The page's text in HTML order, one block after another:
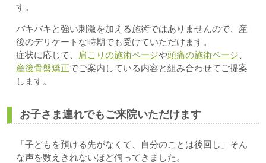
す。
バキバキと強い刺激を加える施術ではありませんので、産
後のデリケートな時期でも受けていただけます。
症状に応じて、
肩こりの施術ページや頭痛の施術ページ
産後骨盤矯正でご案内している内容と組み合わせてご提案
します。
お子さま連れでもご来院いただけます
「子どもを預ける先がなくて、自分のことは後回し」そん
な声を数えきれないほど伺ってきました。